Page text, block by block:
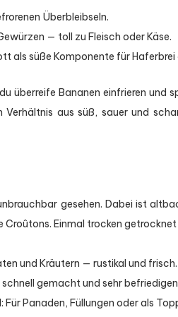
Überbleibseln.
— toll zu Fleisch oder Käse.
als süße Komponente für Haferbrei
überreife Bananen einfrieren und
Verhältnis aus süß, sauer und
gesehen. Dabei ist
Einmal trocken
und Kräutern — rustikal und frisch.
gemacht und sehr
Panaden, Füllungen oder als